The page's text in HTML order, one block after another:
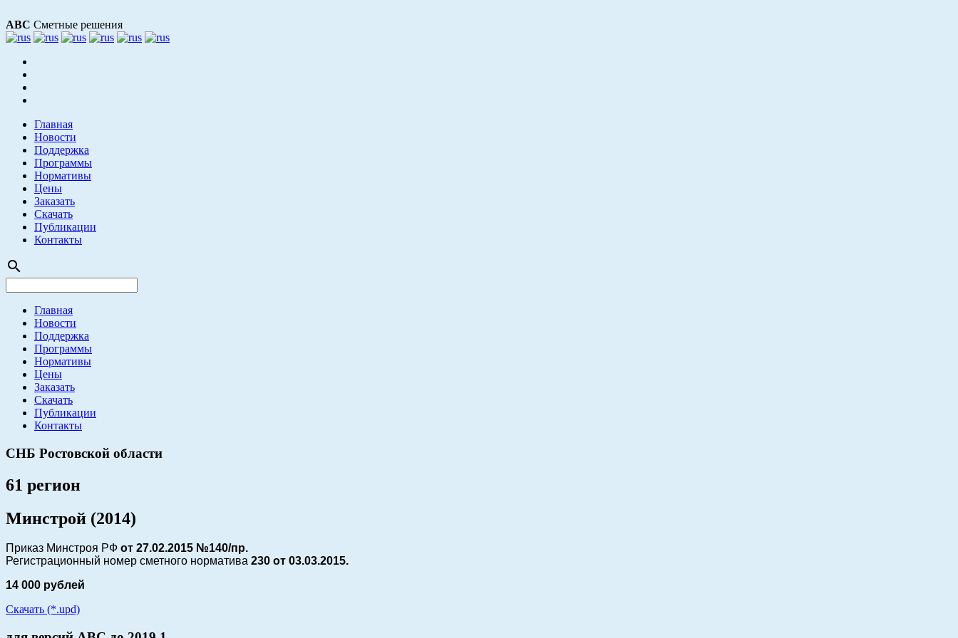
АВС Сметные решения
Главная
Новости
Поддержка
Программы
Нормативы
Цены
Заказать
Скачать
Публикации
Контакты
search
Главная
Новости
Поддержка
Программы
Нормативы
Цены
Заказать
Скачать
Публикации
Контакты
СНБ Ростовской области
61 регион
Минстрой (2014)
Приказ Минстроя РФ от 27.02.2015 №140/пр.
Регистрационный номер сметного норматива 230 от 03.03.2015.
14 000 рублей
Скачать (*.upd)